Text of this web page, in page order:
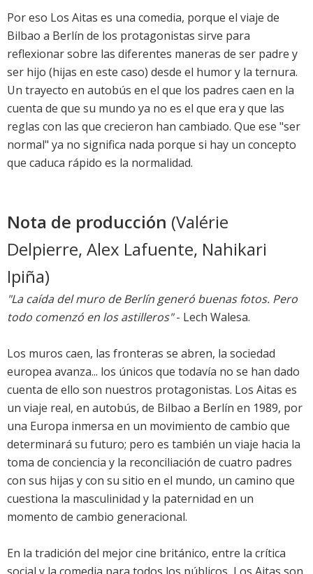
Por eso Los Aitas es una comedia, porque el viaje de
Bilbao a Berlín de los protagonistas sirve para
reflexionar sobre las diferentes maneras de ser padre y
ser hijo (hijas en este caso) desde el humor y la ternura.
Un trayecto en autobús en el que los padres caen en la
cuenta de que su mundo ya no es el que era y que las
reglas con las que crecieron han cambiado. Que ese "ser
normal" ya no significa nada porque si hay un concepto
que caduca rápido es la normalidad.
Nota de producción (Valérie
Delpierre, Alex Lafuente, Nahikari
Ipiña)
"La caída del muro de Berlín generó buenas fotos. Pero
todo comenzó en los astilleros"- Lech Walesa.
Los muros caen, las fronteras se abren, la sociedad
europea avanza... los únicos que todavía no se han dado
cuenta de ello son nuestros protagonistas. Los Aitas es
un viaje real, en autobús, de Bilbao a Berlín en 1989, por
una Europa inmersa en un movimiento de cambio que
determinará su futuro; pero es también un viaje hacia la
toma de conciencia y la reconciliación de cuatro padres
con sus hijas y con su sitio en el mundo, un camino que
cuestiona la masculinidad y la paternidad en un
momento de cambio generacional.
En la tradición del mejor cine británico, entre la crítica